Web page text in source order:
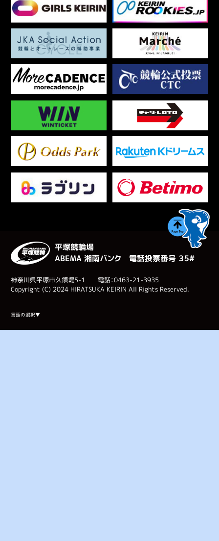
平塚競輪場
ABEMA 湘南バンク 電話投票番号 ３５#
神奈川県平塚市久領堤5-1 電話：0463-21-3935
Copyright (C) 2024 HIRATSUKA KEIRIN All Rights Reserved.
言語の選択▼
Select Language